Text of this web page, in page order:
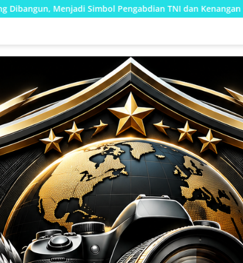
Pengabdian TNI dan Kenangan Abadi untuk Kampung